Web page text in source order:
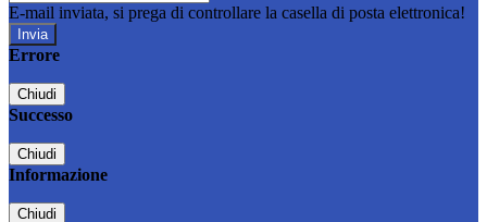
E-mail inviata, si prega di controllare la casella di posta elettronica!
Errore
Chiudi
Successo
Chiudi
Informazione
Chiudi